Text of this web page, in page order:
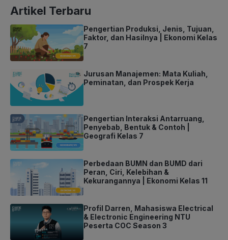
Artikel Terbaru
Pengertian Produksi, Jenis, Tujuan,
Faktor, dan Hasilnya | Ekonomi Kelas
7
Jurusan Manajemen: Mata Kuliah,
Peminatan, dan Prospek Kerja
Pengertian Interaksi Antarruang,
Penyebab, Bentuk & Contoh |
Geografi Kelas 7
Perbedaan BUMN dan BUMD dari
Peran, Ciri, Kelebihan &
Kekurangannya | Ekonomi Kelas 11
Profil Darren, Mahasiswa Electrical
& Electronic Engineering NTU
Peserta COC Season 3